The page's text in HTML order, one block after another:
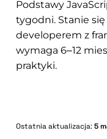
Podstawy
tygodni. Stanie
developerem z
wymaga 6–12
praktyki.
Ostatnia aktualizacja:5